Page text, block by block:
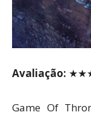
Avaliação:
Game Of